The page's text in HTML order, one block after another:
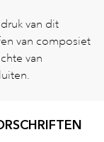
van dit
van composiet
van